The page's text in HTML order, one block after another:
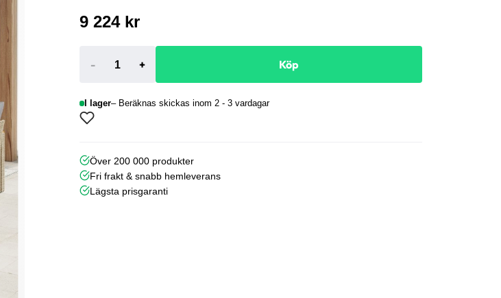
9 224 kr
- + Köp
I lager Beräknas skickas inom 2 - 3 vardagar
Över 200 000 produkter
Fri frakt & snabb hemleverans
Lägsta prisgaranti